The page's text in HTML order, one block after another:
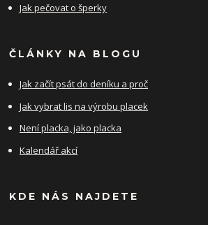
Jak pečovat o šperky
ČLÁNKY NA BLOGU
Jak začít psát do deníku a proč
Jak vybrat lis na výrobu placek
Není placka, jako placka
Kalendář akcí
KDE NÁS NAJDETE